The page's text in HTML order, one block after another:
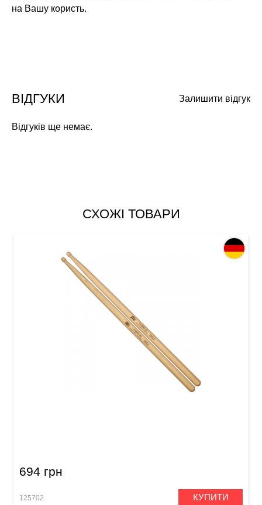
на Вашу користь.
Залишити відгук
ВІДГУКИ
Відгуків ще немає.
СХОЖІ ТОВАРИ
694 грн
125702 КУПИТИ